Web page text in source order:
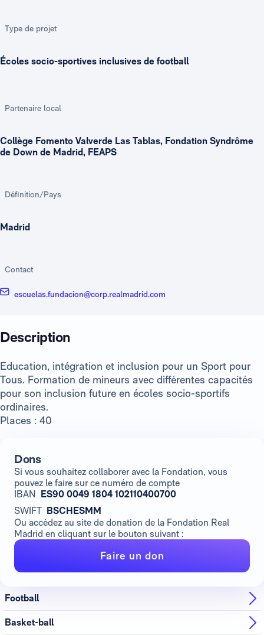
Type de projet
Écoles socio-sportives inclusives de football
Partenaire local
Collège Fomento Valverde Las Tablas, Fondation Syndrôme
de Down de Madrid, FEAPS
Définition/Pays
Madrid
Contact
escuelas.fundacion@corp.realmadrid.com
Description
Education, intégration et inclusion pour un Sport pour
Tous. Formation de mineurs avec différentes capacités
pour son inclusion future en écoles socio-sportifs
ordinaires.
Places : 40
Dons
Si vous souhaitez collaborer avec la Fondation, vous
pouvez le faire sur ce numéro de compte
IBAN ES90 0049 1804 102110400700
SWIFT BSCHESMM
Ou accédez au site de donation de la Fondation Real
Madrid en cliquant sur le bouton suivant :
Faire un don
Football
Basket-ball